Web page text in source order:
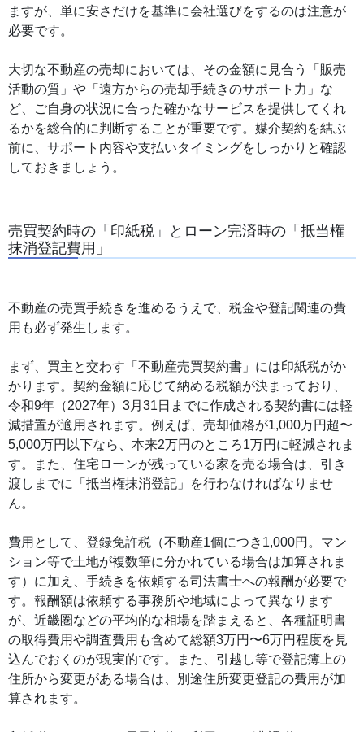
ますが、単に安さだけを基準に会社選びをするのは注意が
必要です。
大切な不動産の売却においては、その金額に見合う「販売
活動の質」や「遠方からの売却手続きのサポート力」な
ど、ご自身の状況に合った確かなサービスを提供してくれ
るかを総合的に判断することが重要です。媒介契約を結ぶ
前に、サポート内容や支払いタイミングをしっかりと確認
しておきましょう。
売買契約時の「印紙税」とローン完済時の「抵当権
抹消登記費用」
不動産の売買手続きを進めるうえで、税金や登記関連の費
用も必ず発生します。
まず、買主と交わす「不動産売買契約書」には印紙税がか
かります。契約金額に応じて納める税額が決まっており、
令和9年（2027年）3月31日までに作成される契約書には軽
減措置が適用されます。例えば、売却価格が1,000万円超〜
5,000万円以下なら、本来2万円のところ1万円に軽減されま
す。また、住宅ローンが残っている家を売る場合は、引き
渡しまでに「抵当権抹消登記」を行わなければなりませ
ん。
費用として、登録免許税（不動産1個につき1,000円。マン
ション等で土地が複数筆に分かれている場合は加算されま
す）に加え、手続きを依頼する司法書士への報酬が必要で
す。報酬額は依頼する事務所や地域によって異なります
が、近畿圏などの平均的な相場を踏まえると、各種証明書
の取得費用や調査費用も含めて総額3万円〜6万円程度を見
込んでおくのが現実的です。また、引越し等で登記簿上の
住所から変更がある場合は、別途住所変更登記の費用が加
算されます。